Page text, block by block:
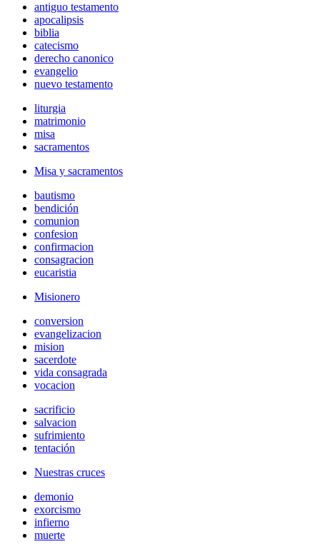
antiguo testamento
apocalipsis
biblia
catecismo
derecho canonico
evangelio
nuevo testamento
liturgia
matrimonio
misa
sacramentos
Misa y sacramentos
bautismo
bendición
comunion
confesion
confirmacion
consagracion
eucaristia
Misionero
conversion
evangelizacion
mision
sacerdote
vida consagrada
vocacion
sacrificio
salvacion
sufrimiento
tentación
Nuestras cruces
demonio
exorcismo
infierno
muerte